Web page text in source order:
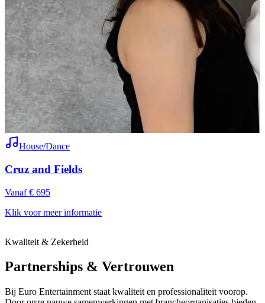
House/Dance
Cruz and Fields
Vanaf € 695
Klik voor meer informatie
Kwaliteit & Zekerheid
Partnerships & Vertrouwen
Bij Euro Entertainment staat kwaliteit en professionaliteit voorop.